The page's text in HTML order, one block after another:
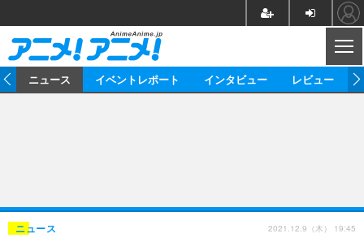
ニュース イベントレポート インタビュー レビュー
ニュース 2021.12.9（木） 19:45